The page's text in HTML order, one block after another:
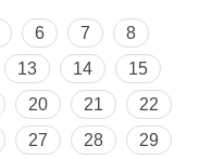
6 7
8
13 14
15
20 21
22
27 28
29